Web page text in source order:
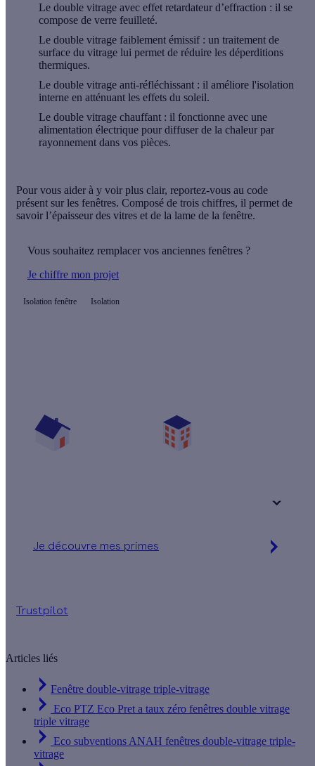
Le double vitrage avec effet retardateur d’effraction : il se
compose de verre feuilleté.
Le double vitrage faiblement émissif : un traitement de
surface du vitrage lui permet de réduire les déperditions
thermiques.
Le double vitrage anti-réfléchissant : il améliore l'isolation
interne en atténuant les effets du soleil.
Le double vitrage chauffant : il fonctionne avec une
alimentation électrique pour diffuser de la chaleur par
rayonnement dans vos pièces.
Pour vous aider à y voir plus clair, reportez-vous au code
présent sur les fenêtres. Composé de trois chiffres, il permet de
savoir l’épaisseur des vitres et de la lame de la fenêtre.
Vous souhaitez remplacer vos anciennes fenêtres ?
Je chiffre mon projet
Isolation fenêtre Isolation
Je découvre mes primes
Trustpilot
Articles liés
Fenêtre double-vitrage triple-vitrage
Eco PTZ Eco Pret a taux zéro fenêtres double vitrage
triple vitrage
Eco subventions ANAH fenêtres double-vitrage triple-
vitrage